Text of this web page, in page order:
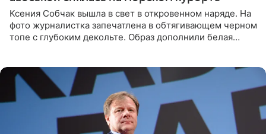
Ксения Собчак вышла в свет в откровенном наряде. На
фото журналистка запечатлена в обтягивающем черном
топе с глубоким декольте. Образ дополнили белая